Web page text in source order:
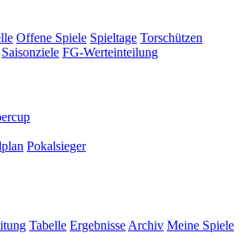
Offene Spiele Spieltage Torschützen
Saisonziele FG-Werteinteilung
Pokalsieger
Tabelle Ergebnisse Archiv Meine Spiele